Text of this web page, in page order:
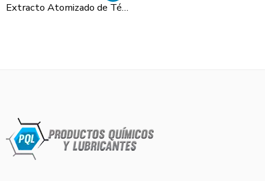
Extracto Atomizado de Té Verde